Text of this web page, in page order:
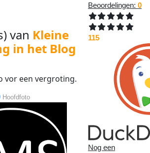
van Kleine
in het Blog
vor eenvergroting.
Hoofdfoto
Beoordelingen: 0
115
Nog een